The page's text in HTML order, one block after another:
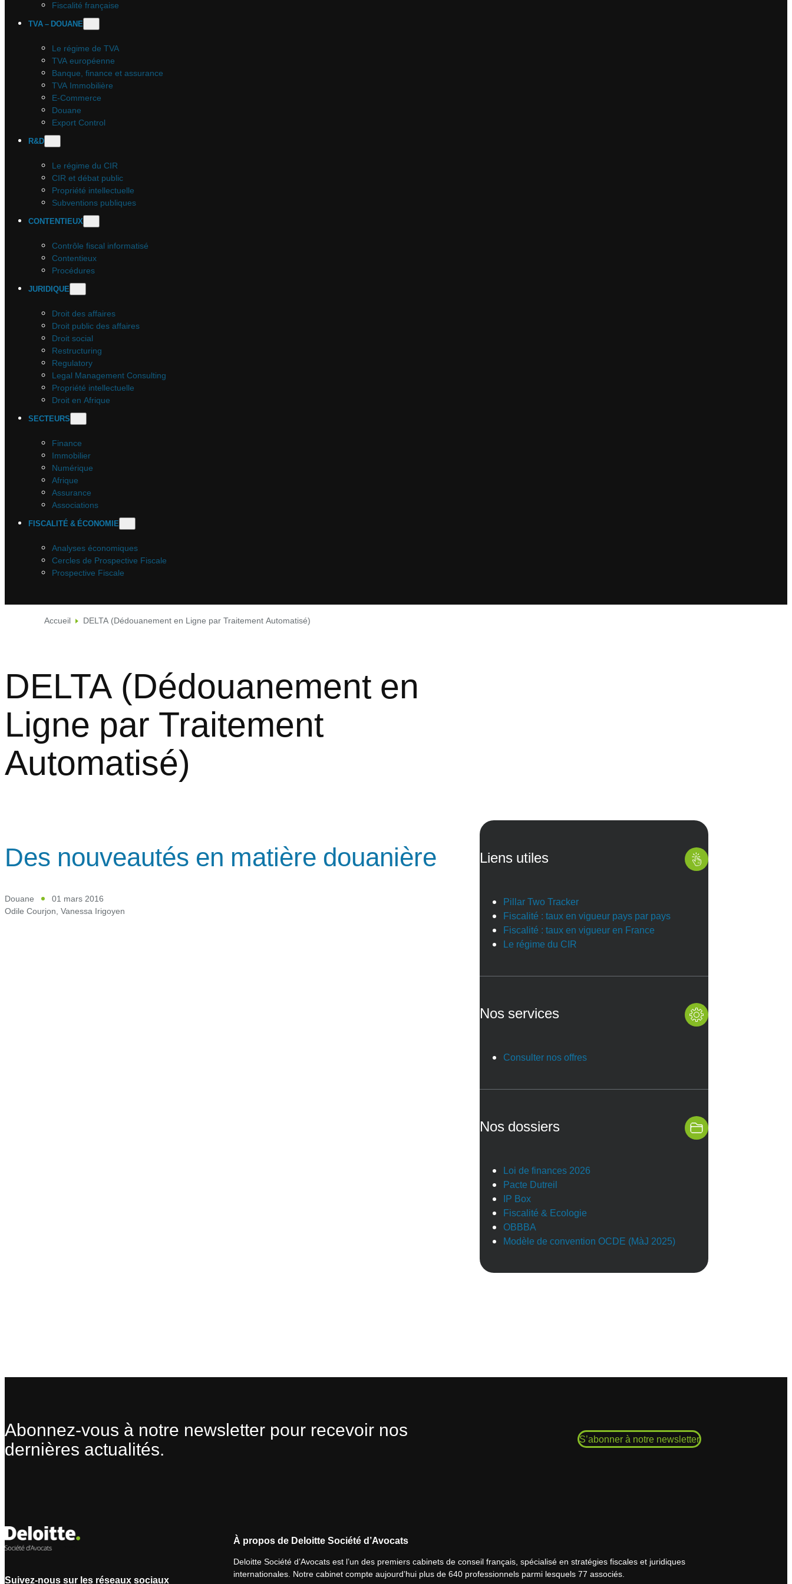
Fiscalité française
TVA – DOUANE
Le régime de TVA
TVA européenne
Banque, finance et assurance
TVA Immobilière
E-Commerce
Douane
Export Control
R&D
Le régime du CIR
CIR et débat public
Propriété intellectuelle
Subventions publiques
CONTENTIEUX
Contrôle fiscal informatisé
Contentieux
Procédures
JURIDIQUE
Droit des affaires
Droit public des affaires
Droit social
Restructuring
Regulatory
Legal Management Consulting
Propriété intellectuelle
Droit en Afrique
SECTEURS
Finance
Immobilier
Numérique
Afrique
Assurance
Associations
FISCALITÉ & ÉCONOMIE
Analyses économiques
Cercles de Prospective Fiscale
Prospective Fiscale
Accueil DELTA (Dédouanement en Ligne par Traitement Automatisé)
DELTA (Dédouanement en
Ligne par Traitement
Automatisé)
Des nouveautés en matière douanière
Douane
01 mars 2016
Odile Courjon, Vanessa Irigoyen
Liens utiles
Pillar Two Tracker
Fiscalité : taux en vigueur pays par pays
Fiscalité : taux en vigueur en France
Le régime du CIR
Nos services
Consulter nos offres
Nos dossiers
Loi de finances 2026
Pacte Dutreil
IP Box
Fiscalité & Ecologie
OBBBA
Modèle de convention OCDE (MàJ 2025)
Abonnez-vous à notre newsletter pour recevoir nos
dernières actualités.
S’abonner à notre newsletter
Suivez-nous sur les réseaux sociaux
À propos de Deloitte Société d’Avocats
Deloitte Société d’Avocats est l’un des premiers cabinets de conseil français, spécialisé en stratégies fiscales et juridiques
internationales. Notre cabinet compte aujourd’hui plus de 640 professionnels parmi lesquels 77 associés.